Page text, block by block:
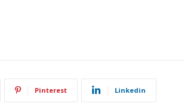
Pinterest Linkedin